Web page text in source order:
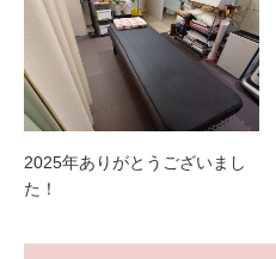
2025年ありがとうございまし
た！